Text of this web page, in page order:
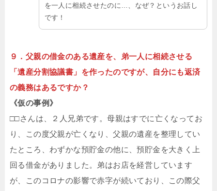
を一人に相続させたのに…、なぜ？というお話し
です！
９．父親の借金のある遺産を、弟一人に相続させる
「遺産分割協議書」を作ったのですが、自分にも返済
の義務はあるですか？
《仮の事例》
□□さんは、２人兄弟です。母親はすでに亡くなってお
り、この度父親が亡くなり、父親の遺産を整理してい
たところ、わずかな預貯金の他に、預貯金を大きく上
回る借金がありました。弟はお店を経営しています
が、このコロナの影響で赤字が続いており、この際父